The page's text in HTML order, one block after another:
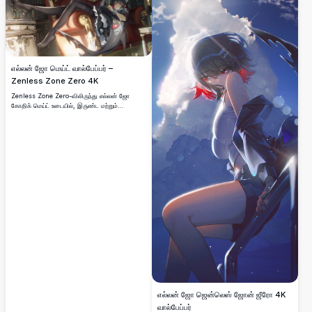
எல்லன் ஜோ மெய்ட் வால்பேப்பர் –
Zenless Zone Zero 4K
Zenless Zone Zero-விலிருந்து எல்லன் ஜோ
கோதிக் மெய்ட் உடையில், இருண்ட மற்றும்
எல்லன் ஜோ ஜென்லெஸ் ஜோன் ஜீரோ 4K
வால்பேப்பர்